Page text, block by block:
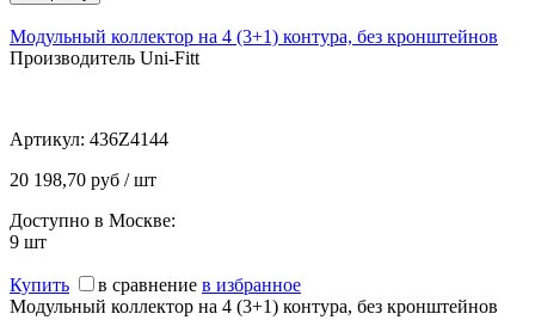
Модульный коллектор на 4 (3+1) контура, без кронштейнов
Производитель Uni-Fitt
Артикул: 436Z4144
20 198,70 руб / шт
Доступно в Москве:
9 шт
Купить в сравнение в избранное
Модульный коллектор на 4 (3+1) контура, без кронштейнов